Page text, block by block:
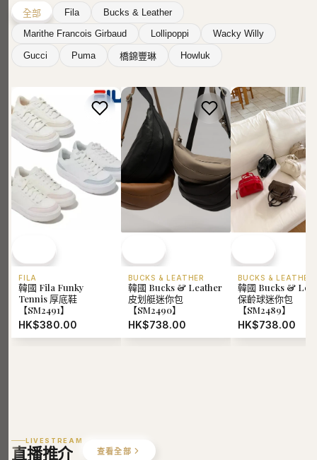
全部 Fila
Bucks & Leather
Marithe Francois Girbaud
Lollipoppi Wacky Willy
Gucci Puma 橋錦豐琳 Howluk
FILA
韓國 Fila Funky
Tennis 厚底鞋
【SM2491】
HK$380.00
BUCKS & LEATHER
韓國 Bucks & Leather
皮划艇迷你包
【SM2490】
HK$738.00
BUCKS & LEATHER
韓國 Bucks &
保齡球迷你包
【SM2489】
HK$738.00
LIVESTREAM
直播推介 查看全部